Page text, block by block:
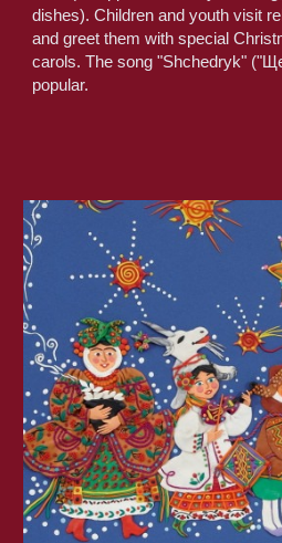
dishes). Children and youth visit
and greet them with special
carols. The song "Shchedryk"
popular.